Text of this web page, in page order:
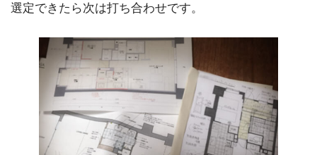
選定できたら次は打ち合わせです。